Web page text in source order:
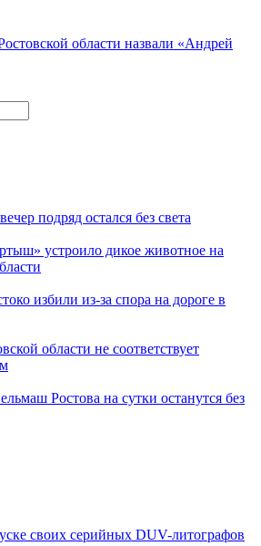
области назвали «Андрей
подряд остался без света
устроило дикое животное на
избили из-за спора на дороге в
области не соответствует
Ростова на сутки останутся без
своих серийных DUV-литографов